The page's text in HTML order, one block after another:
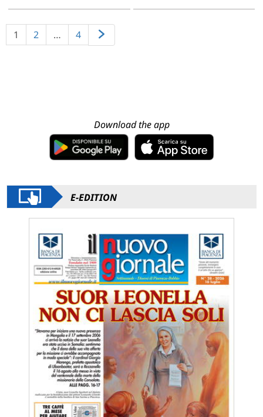
1 2 … 4
Download the app
E-EDITION